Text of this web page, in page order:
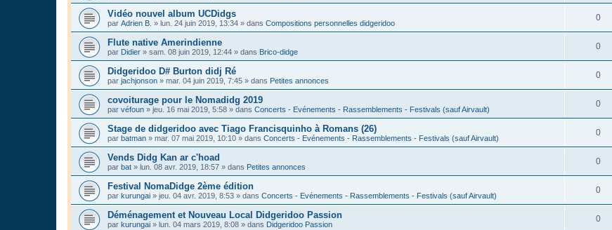
Vidéo nouvel album UCDidgs
par Adrien B. » lun. 24 juin 2019, 13:34 » dans Compositions personnelles didgeridoo
0
Flute native Amerindienne
par Didier » sam. 08 juin 2019, 12:44 » dans Brico-didge
0
Didgeridoo D# Burton didj Ré
par jachjonson » mar. 04 juin 2019, 7:45 » dans Petites annonces
0
covoiturage pour le Nomadidg 2019
par véfoun » jeu. 16 mai 2019, 5:58 » dans Concerts - Evénements - Rassemblements - Festivals (sauf Airvault)
0
Stage de didgeridoo avec Tiago Francisquinho à Romans (26)
par batman » mar. 07 mai 2019, 10:10 » dans Concerts - Evénements - Rassemblements - Festivals (sauf Airvault)
0
Vends Didg Kan ar c'hoad
par bat » lun. 08 avr. 2019, 18:57 » dans Petites annonces
0
Festival NomaDidge 2ème édition
par kurungai » jeu. 04 avr. 2019, 8:53 » dans Concerts - Evénements - Rassemblements - Festivals (sauf Airvault)
0
Déménagement et Nouveau Local Didgeridoo Passion
par kurungai » lun. 04 mars 2019, 8:08 » dans Didgeridoo Passion
0